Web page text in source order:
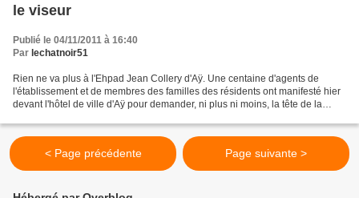
le viseur
Publié le 04/11/2011 à 16:40
Par lechatnoir51
Rien ne va plus à l'Ehpad Jean Collery d'Aÿ. Une centaine d'agents de
l'établissement et de membres des familles des résidents ont manifesté hier
devant l'hôtel de ville d'Aÿ pour demander, ni plus ni moins, la tête de la
< Page précédente Page suivante >